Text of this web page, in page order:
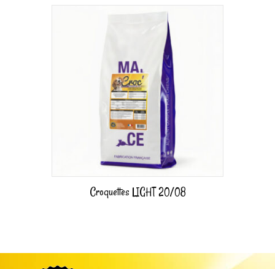
Croquettes LIGHT 20/08